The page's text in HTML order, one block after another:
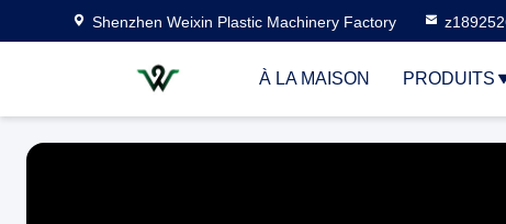
Shenzhen Weixin Plastic Machinery Factory
À LA MAISON PRODUITS